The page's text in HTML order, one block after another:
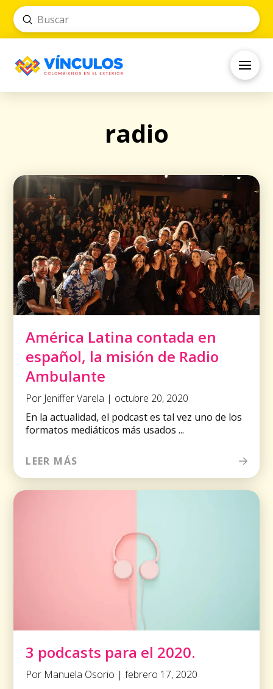
Search
Submit
radio
América Latina contada en
español, la misión de Radio
Ambulante
Por Jeniffer Varela | octubre 20, 2020
En la actualidad, el podcast es tal vez uno de los
formatos mediáticos más usados ...
LEER MÁS
3 podcasts para el 2020.
Por Manuela Osorio | febrero 17, 2020